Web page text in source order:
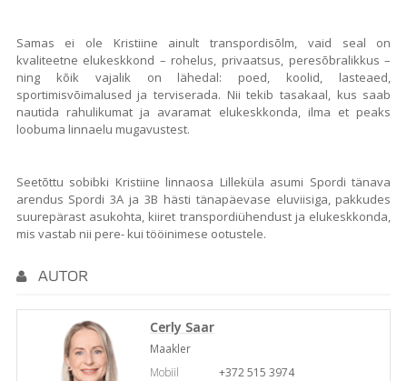
Samas ei ole Kristiine ainult transpordisõlm, vaid seal on
kvaliteetne elukeskkond – rohelus, privaatsus, peresõbralikkus –
ning kõik vajalik on lähedal: poed, koolid, lasteaed,
sportimisvõimalused ja terviserada. Nii tekib tasakaal, kus saab
nautida rahulikumat ja avaramat elukeskkonda, ilma et peaks
loobuma linnaelu mugavustest.
Seetõttu sobibki Kristiine linnaosa Lilleküla asumi Spordi tänava
arendus Spordi 3A ja 3B hästi tänapäevase eluviisiga, pakkudes
suurepärast asukohta, kiiret transpordiühendust ja elukeskkonda,
mis vastab nii pere- kui tööinimese ootustele.
AUTOR
Cerly Saar
Maakler
Mobiil
+372 515 3974